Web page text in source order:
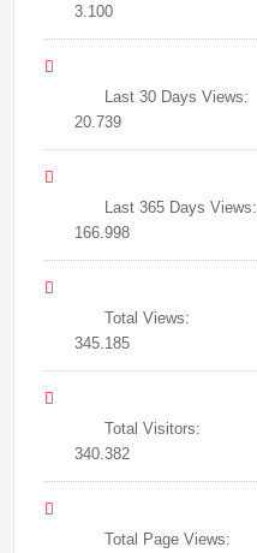
3.100
Last 30 Days Views:
20.739
Last 365 Days Views:
166.998
Total Views:
345.185
Total Visitors:
340.382
Total Page Views: